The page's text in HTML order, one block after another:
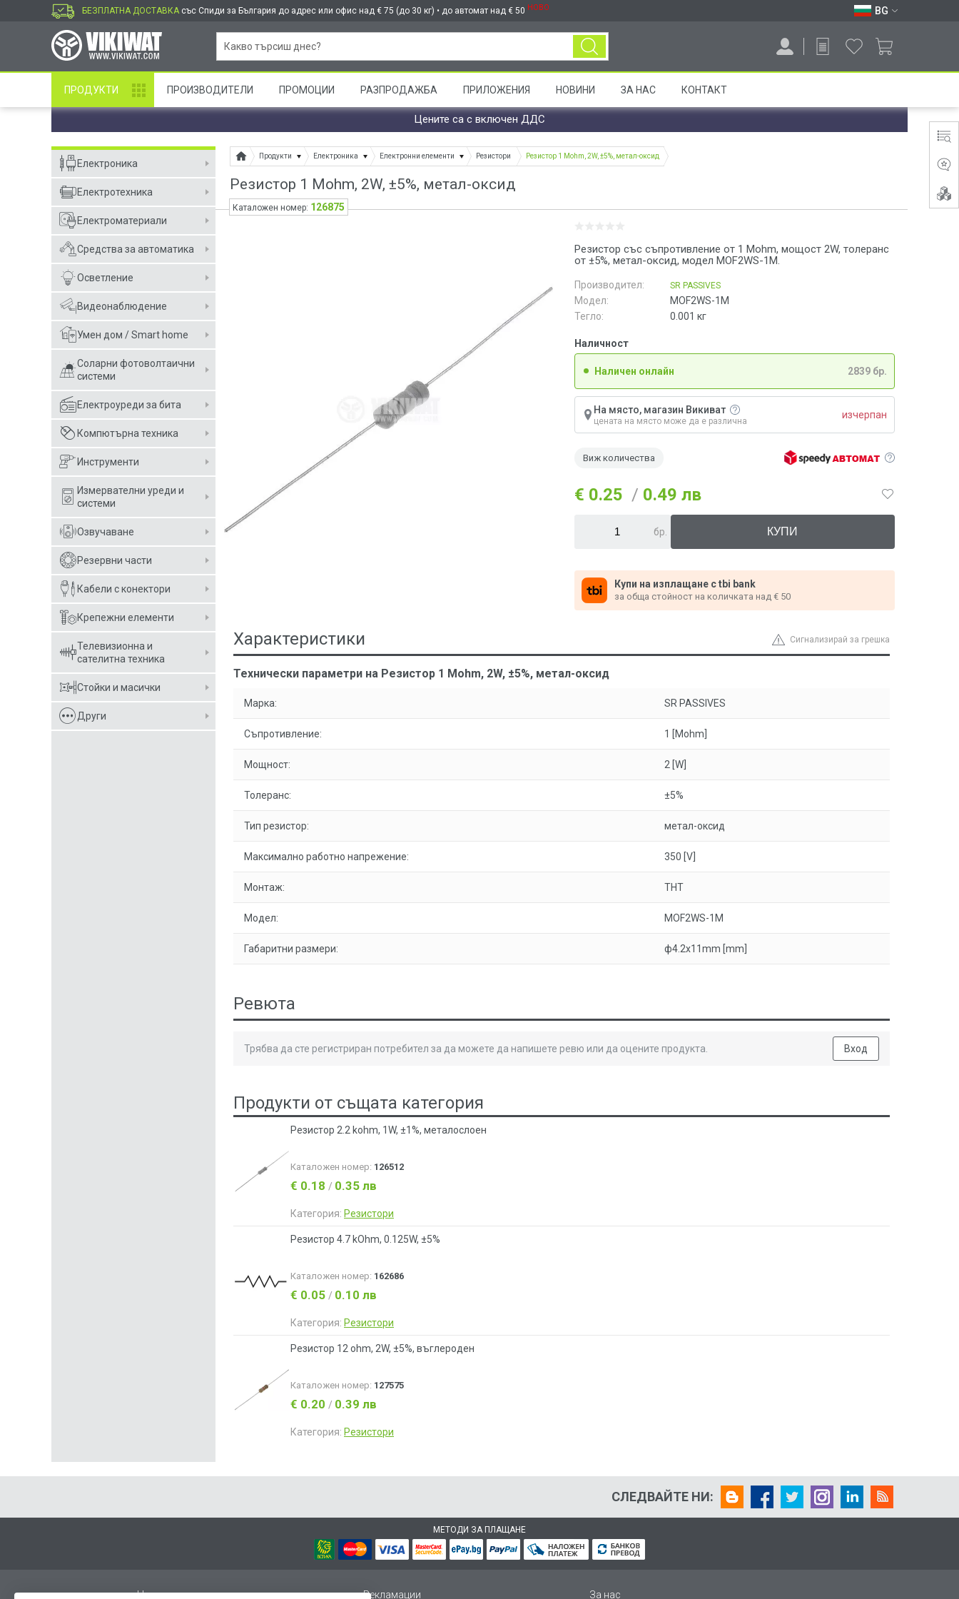
БЕЗПЛАТНА ДОСТАВКА със Спиди за България до адрес или офис над € 75 (до 30 кг) • до автомат над € 50 НОВО BG
ПРОДУКТИ ПРОИЗВОДИТЕЛИ ПРОМОЦИИ РАЗПРОДАЖБА ПРИЛОЖЕНИЯ НОВИНИ ЗА НАС КОНТАКТ
Цените са с включен ДДС
Електроника
Електротехника
Електроматериали
Средства за автоматика
Осветление
Видеонаблюдение
Умен дом / Smart home
Соларни фотоволтаични
системи
Електроуреди за бита
Компютърна техника
Инструменти
Измервателни уреди и
системи
Озвучаване
Резервни части
Кабели с конектори
Крепежни елементи
Телевизионна и
сателитна техника
Стойки и масички
Други
Продукти Електроника Електронни елементи Резистори Резистор 1 Mohm, 2W, ±5%, метал-оксид
Резистор 1 Mohm, 2W, ±5%, метал-оксид
Резистор със съпротивление от 1 Mohm, мощост 2W, толеранс
от ±5%, метал-оксид, модел MOF2WS-1M.
Производител: SR PASSIVES
Модел:
MOF2WS-1M
Тегло:
0.001 кг
Наличност
Наличен онлайн 2839 бр.
На място, магазин Викиват
цената на място може да е различна
изчерпан
Виж количества
€ 0.25 / 0.49 лв
бр.
Купи на изплащане с tbi bank
за обща стойност на количката над € 50
Каталожен номер: 126875
Сигнализирай за грешка
Характеристики
Технически параметри на Резистор 1 Mohm, 2W, ±5%, метал-оксид
Марка: SR PASSIVES
Съпротивление: 1 [Mohm]
Мощност: 2 [W]
Толеранс: ±5%
Тип резистор: метал-оксид
Максимално работно напрежение: 350 [V]
Монтаж: THT
Модел: MOF2WS-1M
Габаритни размери: ф4.2x11mm [mm]
Ревюта
Трябва да сте регистриран потребител за да можете да напишете ревю или да оцените продукта. Вход
Продукти от същата категория
Резистор 2.2 kohm, 1W, ±1%, металослоен
Каталожен номер: 126512
€ 0.18 / 0.35 лв
Категория: Резистори
Резистор 4.7 kOhm, 0.125W, ±5%
Каталожен номер: 162686
€ 0.05 / 0.10 лв
Категория: Резистори
Резистор 12 ohm, 2W, ±5%, въглероден
Каталожен номер: 127575
€ 0.20 / 0.39 лв
Категория: Резистори
СЛЕДВАЙТЕ НИ:
МЕТОДИ ЗА ПЛАЩАНЕ
Начало Рекламации За нас